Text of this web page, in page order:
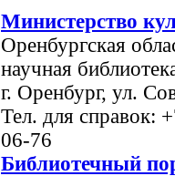
Министерство
Оренбургская
научная
г. Оренбург, ул.
Тел. для справок:
06-76
Библиотечный